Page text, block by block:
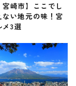
宮崎市】ここでし
ない地元の味！宮
メ3選